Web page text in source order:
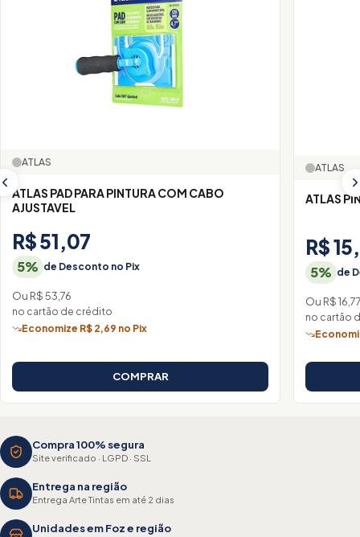
ATLAS
ATLAS PAD PARA PINTURA COM CABO
AJUSTAVEL
R$ 51,07
5% de Desconto no Pix
Ou R$ 53,76
no cartão de crédito
Economize R$ 2,69 no Pix
COMPRAR
ATLAS
R$
5% de
Ou R$
no cartão
Compra 100% segura
Site verificado · LGPD · SSL
Entrega na região
Entrega Arte Tintas em até 2 dias
Unidades em Foz e região